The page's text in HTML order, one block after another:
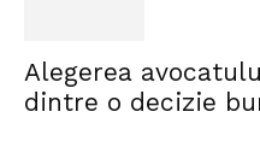
Alegerea
dintre o decizie